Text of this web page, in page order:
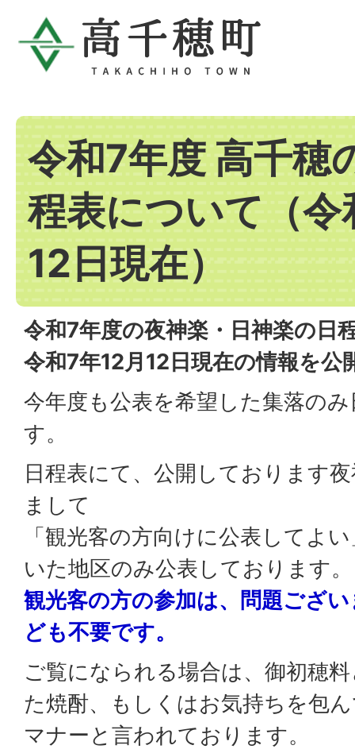
令和7年度 高千穂
程表について（令
12日現在）
令和7年度の夜神楽・日神楽の日
令和7年12月12日現在の情報を公
今年度も公表を希望した集落の
す。
日程表にて、公開しております
まして
「観光客の方向けに公表してよ
いた地区のみ公表しております。
観光客の方の参加は、問題ござ
ども不要です。
ご覧になられる場合は、御初穂
た焼酎、もしくはお気持ちを包
マナーと言われております。